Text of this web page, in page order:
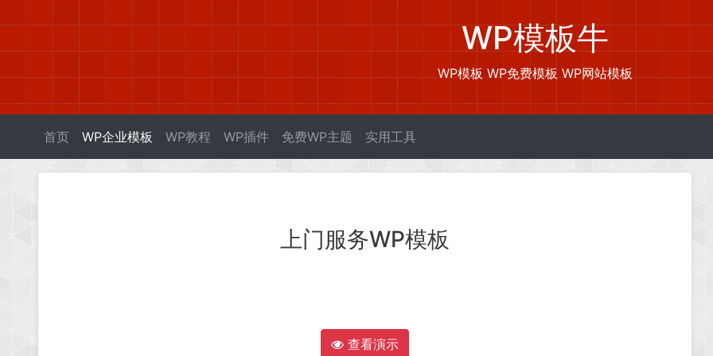
WP模板牛
WP模板 WP免费模板 WP网站模板
首页 WP企业模板 WP教程 WP插件 免费WP主题 实用工具
上门服务WP模板
查看演示